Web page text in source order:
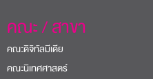
คณะ / สาขา
คณะดิจิทัลมีเดีย
คณะนิเทศศาสตร์